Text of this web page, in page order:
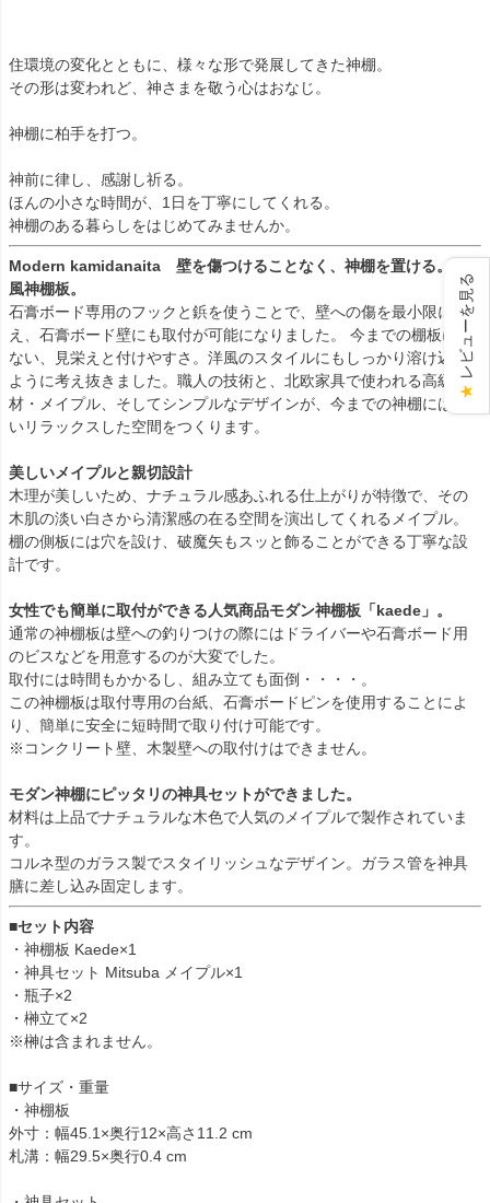
住環境の変化とともに、様々な形で発展してきた神棚。
その形は変われど、神さまを敬う心はおなじ。
神棚に柏手を打つ。
神前に律し、感謝し祈る。
ほんの小さな時間が、1日を丁寧にしてくれる。
神棚のある暮らしをはじめてみませんか。
Modern kamidanaita 壁を傷つけることなく、神棚を置ける。洋
風神棚板。
石膏ボード専用のフックと鋲を使うことで、壁への傷を最小限に抑
え、石膏ボード壁にも取付が可能になりました。 今までの棚板には
ない、見栄えと付けやすさ。洋風のスタイルにもしっかり溶け込む
ように考え抜きました。職人の技術と、北欧家具で使われる高級
材・メイプル、そしてシンプルなデザインが、今までの神棚にはな
いリラックスした空間をつくります。
美しいメイプルと親切設計
木理が美しいため、ナチュラル感あふれる仕上がりが特徴で、その
木肌の淡い白さから清潔感の在る空間を演出してくれるメイプル。
棚の側板には穴を設け、破魔矢もスッと飾ることができる丁寧な設
計です。
女性でも簡単に取付ができる人気商品モダン神棚板「kaede」。
通常の神棚板は壁への釣りつけの際にはドライバーや石膏ボード用
のビスなどを用意するのが大変でした。
取付には時間もかかるし、組み立ても面倒・・・・。
この神棚板は取付専用の台紙、石膏ボードピンを使用することによ
り、簡単に安全に短時間で取り付け可能です。
※コンクリート壁、木製壁への取付けはできません。
モダン神棚にピッタリの神具セットができました。
材料は上品でナチュラルな木色で人気のメイプルで製作されていま
す。
コルネ型のガラス製でスタイリッシュなデザイン。ガラス管を神具
膳に差し込み固定します。
■セット内容
・神棚板 Kaede×1
・神具セット Mitsuba メイプル×1
・瓶子×2
・榊立て×2
※榊は含まれません。
■サイズ・重量
・神棚板
外寸：幅45.1×奥行12×高さ11.2 cm
札溝：幅29.5×奥行0.4 cm
★
レビューを見る